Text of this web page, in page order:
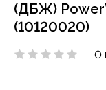
(ДБЖ)
(10120020)
0